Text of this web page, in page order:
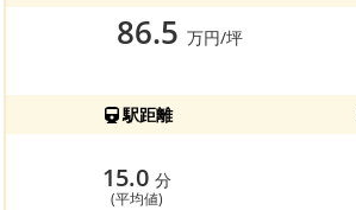
86.5 万円/坪
駅距離
15.0 分
(平均値)